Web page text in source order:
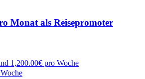
Monat als Reisepromoter
1,200.00€ pro Woche